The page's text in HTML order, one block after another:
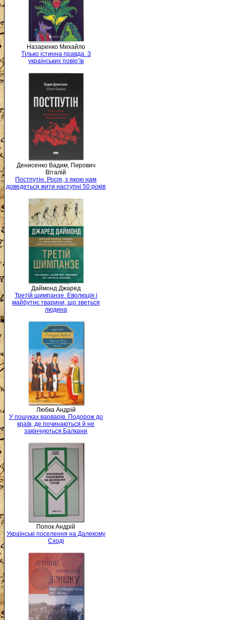
Назаренко Михайло
Тілько істинна правда. З
українських повір’їв
Денисенко Вадим, Пирович
Віталій
Постпутін. Росія, з якою нам
доведеться жити наступні 50 років
Даймонд Джаред
Третій шимпанзе. Еволюція і
майбутнє тварини, що зветься
людина
Любка Андрій
У пошуках варварів. Подорож до
країв, де починаються й не
закінчуються Балкани
Попок Андрій
Українські поселення на Далекому
Сході